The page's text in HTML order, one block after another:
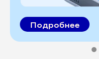
Подробнее